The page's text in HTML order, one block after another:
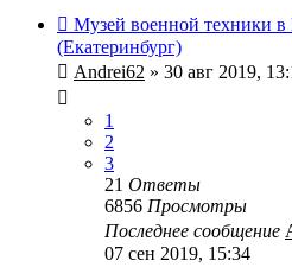
Музей военной техники
(Екатеринбург)
Andrei62 » 30 авг 2019,
1
2
3
21 Ответы
6856 Просмотры
Последнее сообщение
07 сен 2019, 15:34